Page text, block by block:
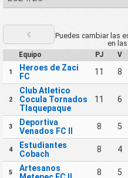
Puedes cambiar las
en
Equipo PJ V
1
Heroes de Zaci
FC
11 8
2
Club Atletico
Cocula Tornados
Tlaquepaque
11 6
3
Deportiva
Venados FC II
8 5
4
Estudiantes
Cobach
8 4
5
Artesanos
8 5